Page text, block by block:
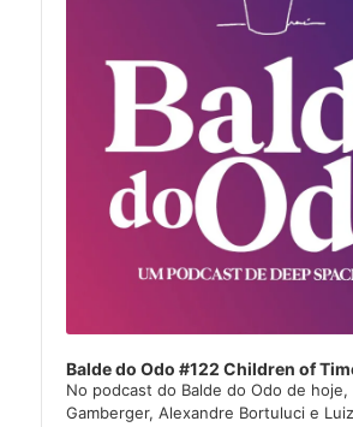
Balde do Odo #122 Children of
No podcast do Balde do Odo de hoje,
Gamberger, Alexandre Bortuluci e